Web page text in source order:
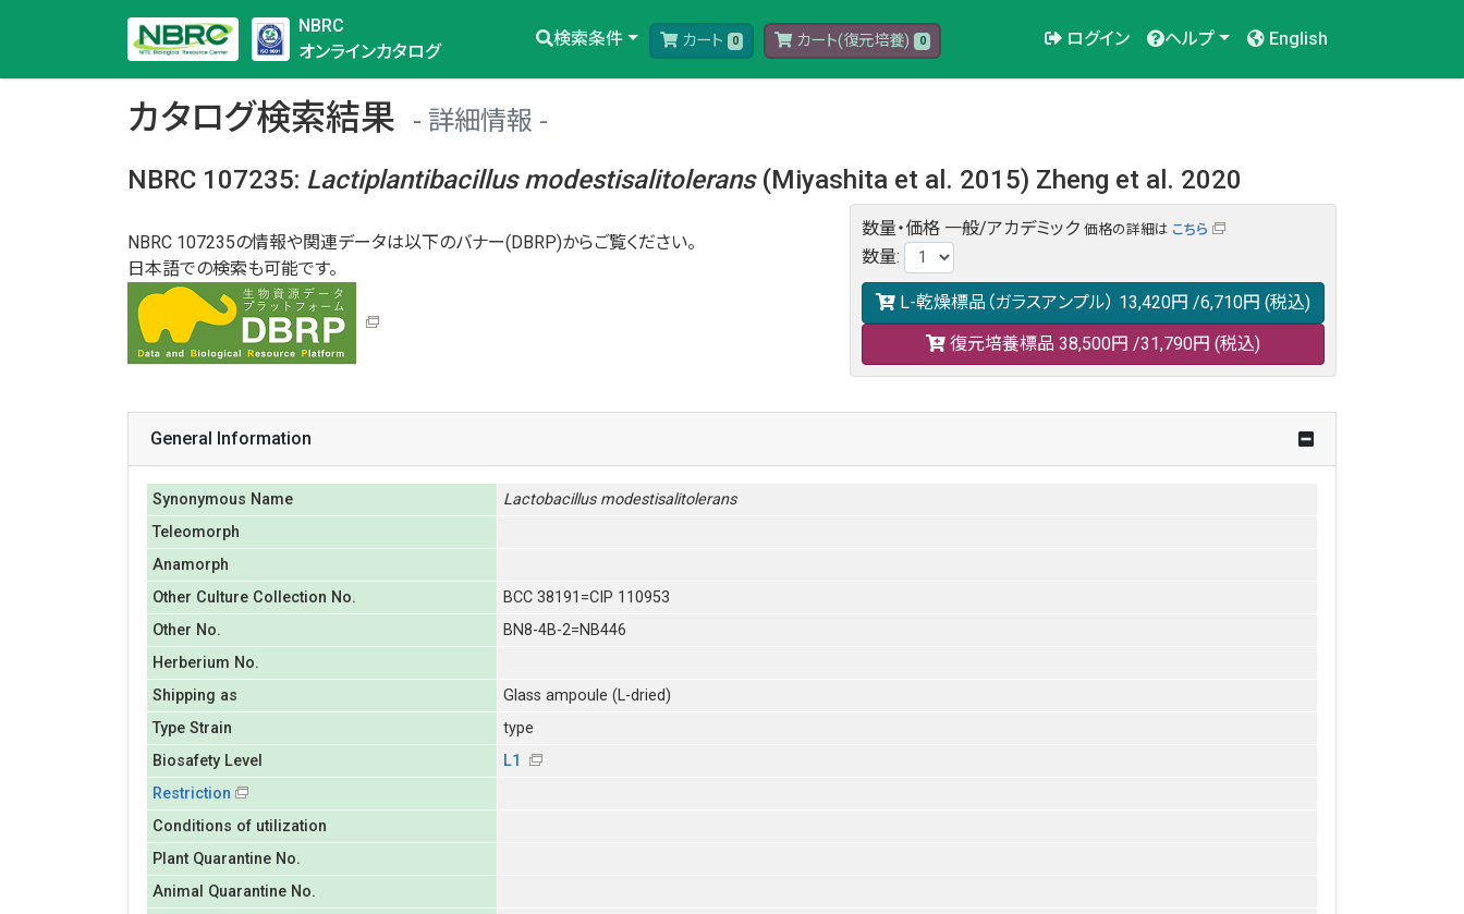
NBRC
オンラインカタログ
検索条件 カート 0 カート(復元培養) 0 ログイン ヘルプ English
カタログ検索結果
詳細情報
NBRC 107235: Lactiplantibacillus modestisalitolerans(Miyashita et al. 2015) Zheng et al. 2020
NBRC 107235の情報や関連データは以下のバナー(DBRP)からご覧ください。
日本語での検索も可能です。
数量・価格 一般/アカデミック 価格の詳細は こちら
数量:
L-乾燥標品（ガラスアンプル） 13,420円 /6,710円 (税込)
復元培養標品 38,500円 /31,790円 (税込)
General Information
Synonymous Name Lactobacillus modestisalitolerans
Teleomorph
Anamorph
Other Culture Collection No.
BCC 38191=CIP 110953
Other No.
BN8-4B-2=NB446
Herberium No.
Shipping as
Glass ampoule (L-dried)
Type Strain
type
Biosafety Level
L1
Restriction
Conditions of utilization
Plant Quarantine No.
Animal Quarantine No.